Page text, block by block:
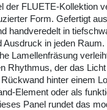
der FLUETE-Kollektion
Form. Gefertigt
handveredelt in
Ausdruck in jeden Raum.
Lamellenfräsung
Rhythmus, der das
hinter einem
Element oder als
Panel rundet das